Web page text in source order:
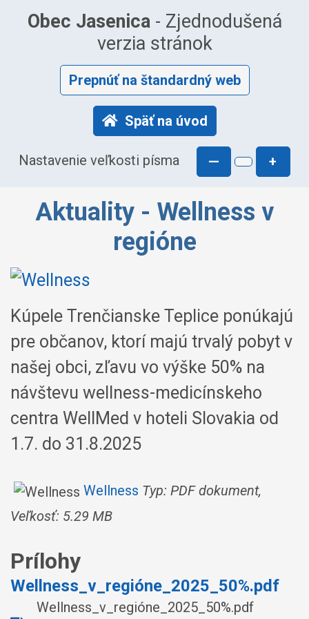
Obec Jasenica- Zjednodušená
verzia stránok
Prepnúť na štandardný web
Späť na úvod
Nastavenie veľkosti písma — +
Aktuality - Wellness v
regióne
Kúpele Trenčianske Teplice ponúkajú
pre občanov, ktorí majú trvalý pobyt v
našej obci, zľavu vo výške 50% na
návštevu wellness-medicínskeho
centra WellMed v hoteli Slovakia od
1.7. do 31.8.2025
Wellness Typ: PDF dokument,
Veľkosť: 5.29 MB
Prílohy
Wellness_v_regióne_2025_50%.pdf
Wellness_v_regióne_2025_50%.pdf